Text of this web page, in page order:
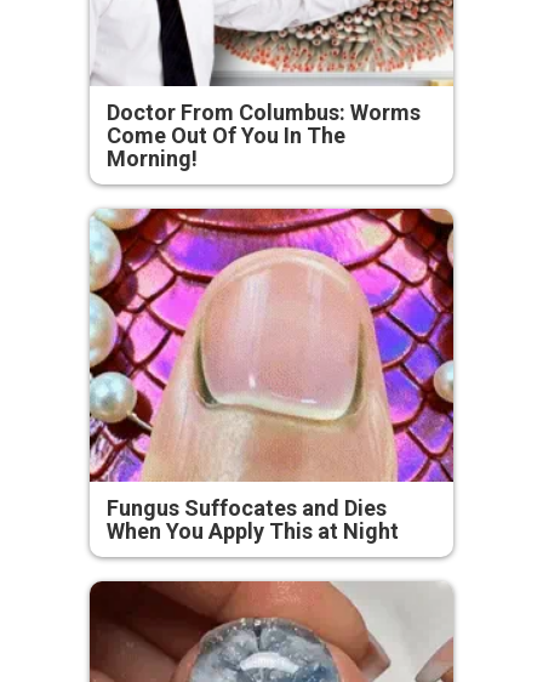
Doctor From Columbus: Worms
Come Out Of You In The
Morning!
Fungus Suffocates and Dies
When You Apply This at Night